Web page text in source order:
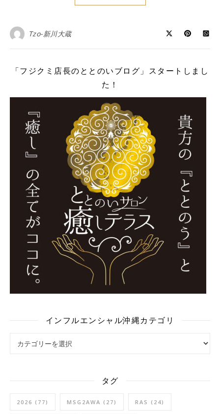
Tzo-新川大蔵
「フジクミ店長のととのいブログ」スタートしまし
た！
インフルエンシャル沖縄カテゴリ
タグ
2026 (77) MSG2AWA (27) RAS (24)